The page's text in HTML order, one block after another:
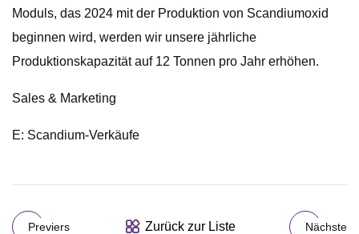
Moduls, das 2024 mit der Produktion von Scandiumoxid
beginnen wird, werden wir unsere jährliche
Produktionskapazität auf 12 Tonnen pro Jahr erhöhen.
Sales & Marketing
E: Scandium-Verkäufe
Previers Zurück zur Liste Nächste